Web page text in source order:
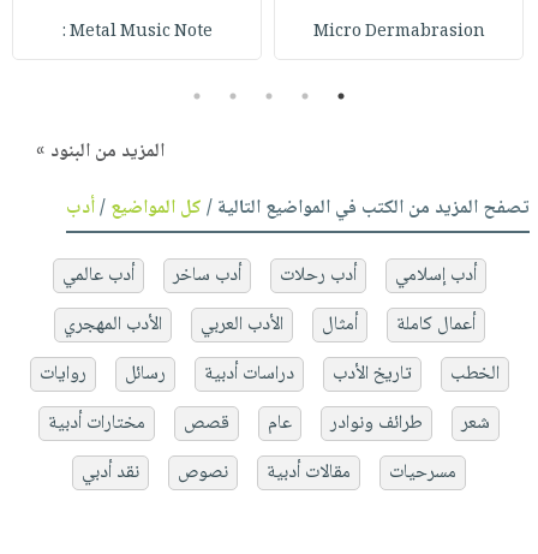
Micro Dermabrasion
Metal Music Note :
1
2
3
4
5
المزيد من البنود »
تصفح المزيد من الكتب في المواضيع التالية /كل المواضيع/أدب
أدب إسلامي أدب رحلات أدب ساخر
أدب عالمي
أعمال كاملة
أمثال الأدب العربي
الأدب المهجري
الخطب
تاريخ الأدب دراسات أدبية رسائل
روايات
شعر
طرائف ونوادر عام قصص
مختارات أدبية
مسرحيات
مقالات أدبية نصوص نقد أدبي